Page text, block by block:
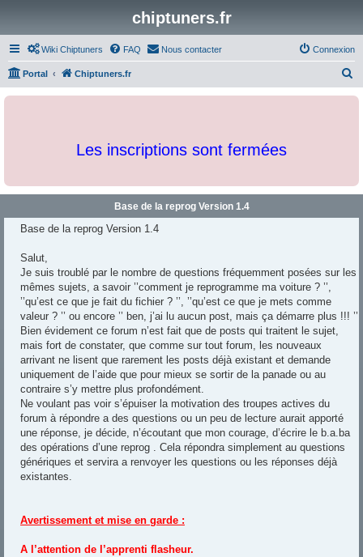
chiptuners.fr
Wiki Chiptuners FAQ Nous contacter Connexion
Portal Chiptuners.fr
c
Les inscriptions sont fermées
Base de la reprog Version 1.4
Base de la reprog Version 1.4
Salut,
Je suis troublé par le nombre de questions fréquemment posées sur les
mêmes sujets, a savoir ’’comment je reprogramme ma voiture ? ’’,
’’qu’est ce que je fait du fichier ? ’’, ’’qu’est ce que je mets comme
valeur ? ’’ ou encore ’’ ben, j’ai lu aucun post, mais ça démarre plus !!! ’’
Bien évidement ce forum n’est fait que de posts qui traitent le sujet,
mais fort de constater, que comme sur tout forum, les nouveaux
arrivant ne lisent que rarement les posts déjà existant et demande
uniquement de l’aide que pour mieux se sortir de la panade ou au
contraire s’y mettre plus profondément.
Ne voulant pas voir s’épuiser la motivation des troupes actives du
forum à répondre a des questions ou un peu de lecture aurait apporté
une réponse, je décide, n’écoutant que mon courage, d’écrire le b.a.ba
des opérations d’une reprog . Cela répondra simplement au questions
génériques et servira a renvoyer les questions ou les réponses déjà
existantes.
Avertissement et mise en garde :
A l’attention de l’apprenti flasheur.